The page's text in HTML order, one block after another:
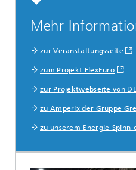
Mehr
zur Veranstaltungsseite
zum Projekt FlexEuro
zur Projektwebseite von
zu Amperix der Gruppe
zu unserem Energie-